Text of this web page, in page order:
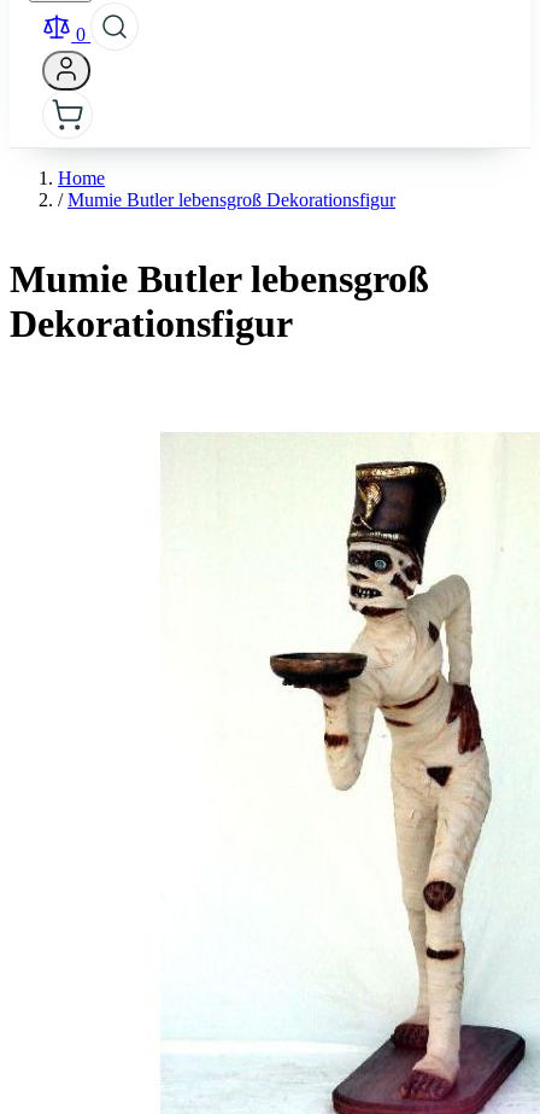
0
Home
/ Mumie Butler lebensgroß Dekorationsfigur
Mumie Butler lebensgroß
Dekorationsfigur